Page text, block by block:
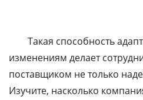
Такая способность
изменениям делает
поставщиком не только
Изучите, насколько